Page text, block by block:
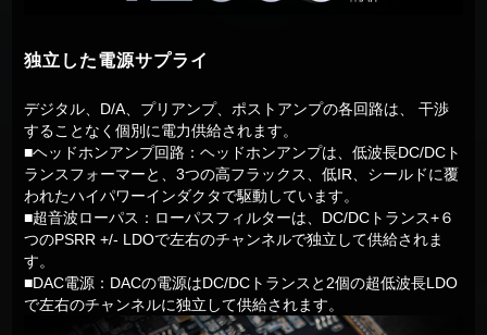
独立した電源サプライ
デジタル、D/A、プリアンプ、ポストアンプの各回路は、 干渉
することなく個別に電力供給されます。
■ヘッドホンアンプ回路：ヘッドホンアンプは、低波長DC/DCト
ランスフォーマーと、3つの高フラックス、低IR、シールドに覆
われたハイパワーインダクタで駆動しています。
■超音波ローパス：ローパスフィルターは、DC/DCトランス+６
つのPSRR +/- LDOで左右のチャンネルで独立して供給されま
す。
■DAC電源：DACの電源はDC/DCトランスと2個の超低波長LDO
で左右のチャンネルに独立して供給されます。